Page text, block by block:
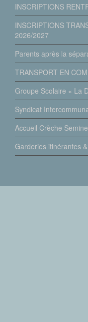
INSCRIPTIONS
INSCRIPTIONS
2026/2027
Parents après la
TRANSPORT EN
Groupe Scolaire « La
Syndicat
Accueil Crèche Semine
Garderies itinérantes